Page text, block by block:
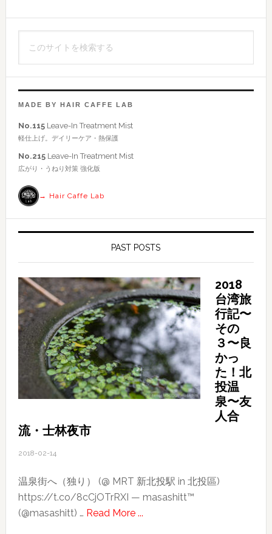
イ
バ
ー
ト
検
す
MADE BY HAIR CAFFE LAB
No.115Leave-In Treatment Mist
軽仕上げ。デイリーケア・熱保護
No.215Leave-In Treatment Mist
広がり・うねり対策 強化版
→ Hair Caffe Lab
PAST POSTS
2018
台湾旅
行記〜
その
３〜良
かっ
た！北
投温
泉〜友
人合
流・士林夜市
2018-02-14
温泉街へ（独り） (@ MRT 新北投駅 in 北投區)
https://t.co/8cCjOTrRXI — masashitt™
(@masashitt) … Read More ...about